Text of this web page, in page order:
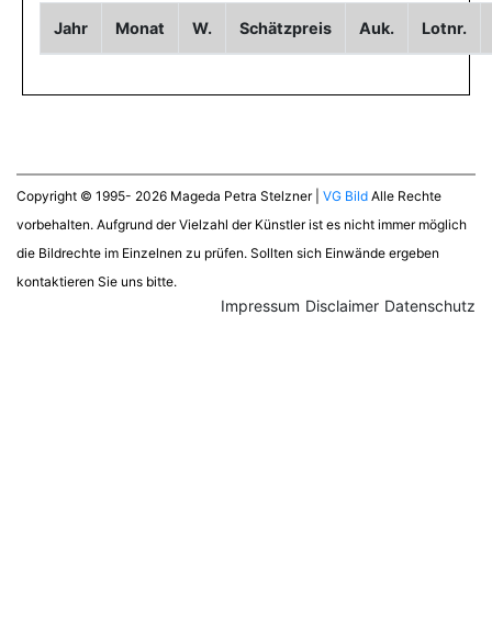
Jahr Monat W. Schätzpreis Auk. Lotnr.
Copyright © 1995- 2026 Mageda Petra Stelzner | VG Bild Alle Rechte
vorbehalten. Aufgrund der Vielzahl der Künstler ist es nicht immer möglich
die Bildrechte im Einzelnen zu prüfen. Sollten sich Einwände ergeben
kontaktieren Sie uns bitte.
Datenschutz
Disclaimer
Impressum